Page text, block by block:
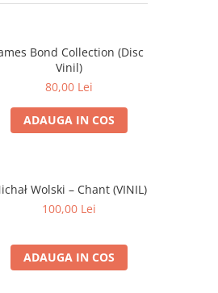
Bond Collection (Disc
Vinil)
80,00 Lei
ADAUGA IN COS
Wolski – Chant (VINIL)
100,00 Lei
ADAUGA IN COS